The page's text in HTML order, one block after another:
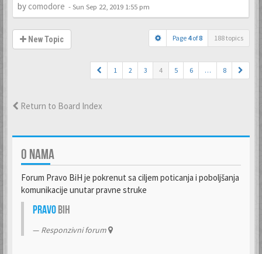
by comodore -Sun Sep 22, 2019 1:55 pm
New Topic Page 4of8 188 topics
1 2 3 4 5 6 … 8
Return to Board Index
O NAMA
Forum Pravo BiH je pokrenut sa ciljem poticanja i poboljšanja
komunikacije unutar pravne struke
PravoBiH
Responzivni forum